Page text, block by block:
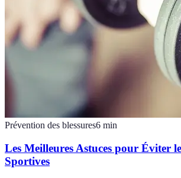
Prévention des blessures6 min
Les Meilleures Astuces pour Éviter
Sportives